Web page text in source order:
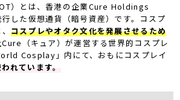
）とは、香港の企業Cure Holdings
した仮想通貨（暗号資産）です。コスプ
、コスプレやオタク文化を発展させるため
（キュア）が運営する世界的コスプレ
Cosplay」内にて、おもにコスプレイ
れています。